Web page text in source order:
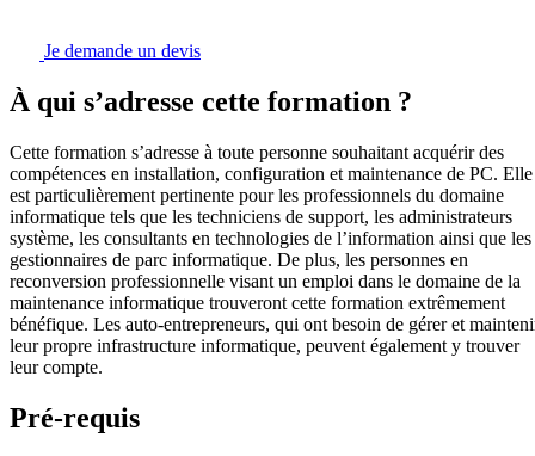
Je demande un devis
À qui s’adresse cette formation ?
Cette formation s’adresse à toute personne souhaitant acquérir des
compétences en installation, configuration et maintenance de PC. Elle
est particulièrement pertinente pour les professionnels du domaine
informatique tels que les techniciens de support, les administrateurs
système, les consultants en technologies de l’information ainsi que les
gestionnaires de parc informatique. De plus, les personnes en
reconversion professionnelle visant un emploi dans le domaine de la
maintenance informatique trouveront cette formation extrêmement
bénéfique. Les auto-entrepreneurs, qui ont besoin de gérer et
leur propre infrastructure informatique, peuvent également y trouver
leur compte.
Pré-requis